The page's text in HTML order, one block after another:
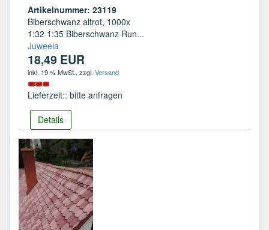
Artikelnummer: 23119
Biberschwanz altrot, 1000x
1:32 1:35 Biberschwanz Run...
Juweela
18,49 EUR
inkl. 19 % MwSt., zzgl. Versand
Lieferzeit:: bitte anfragen
Details